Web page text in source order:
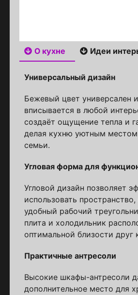
О кухне Идеи
Универсальный дизайн
Бежевый цвет универсален
вписывается в любой
создаёт ощущение тепла и
делая кухню уютным местом
семьи.
Угловая форма для
Угловой дизайн позволяет
использовать пространство,
удобный рабочий
плита и холодильник
оптимальной близости друг
Практичные антресоли
Высокие шкафы-антресоли
дополнительное место для